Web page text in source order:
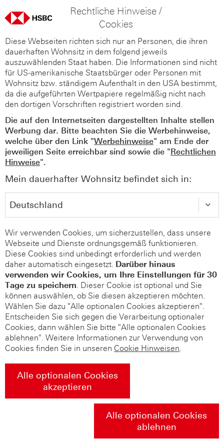
Rechtliche Hinweise /
Cookies
Diese Webseiten richten sich nur an Personen, die ihren
dauerhaften Wohnsitz in dem folgend jeweils
auszuwählenden Staat haben. Die Informationen sind nicht
für US-amerikanische Staatsbürger oder Personen mit
Wohnsitz bzw. ständigem Aufenthalt in den USA bestimmt,
da die aufgeführten Wertpapiere regelmäßig nicht nach
den dortigen Vorschriften registriert worden sind.
Die auf den Internetseiten dargestellten Inhalte stellen
Werbung dar. Bitte beachten Sie die Werbehinweise,
welche über den Link "Werbehinweise" am Ende der
jeweiligen Seite erreichbar sind sowie die "Rechtlichen
Hinweise".
Mein dauerhafter Wohnsitz befindet sich in:
Wir verwenden Cookies, um sicherzustellen, dass unsere
Webseite und Dienste ordnungsgemäß funktionieren.
Diese Cookies sind unbedingt erforderlich und werden
daher automatisch eingesetzt. Darüber hinaus
verwenden wir Cookies, um Ihre Einstellungen für 30
Tage zu speichern. Dieser Cookie ist optional und Sie
können auswählen, ob Sie diesen akzeptieren möchten.
Wählen Sie dazu "Alle optionalen Cookies akzeptieren".
Entscheiden Sie sich gegen die Verarbeitung optionaler
Cookies, dann wählen Sie bitte "Alle optionalen Cookies
ablehnen". Weitere Informationen zur Verwendung von
Cookies finden Sie in unseren Cookie Hinweisen.
Alle optionalen Cookies
akzeptieren
Alle optionalen Cookies
ablehnen